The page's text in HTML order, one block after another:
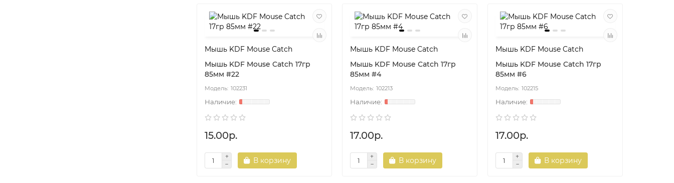
Мышь KDF Mouse Catch
Мышь KDF Mouse Catch 17гр
85мм #22
102231
15.00р.
В корзину
Мышь KDF Mouse Catch
Мышь KDF Mouse Catch 17гр
85мм #4
102213
17.00р.
В корзину
Мышь KDF Mouse Catch
Мышь KDF Mouse Catch 17гр
85мм #6
102215
17.00р.
В корзину